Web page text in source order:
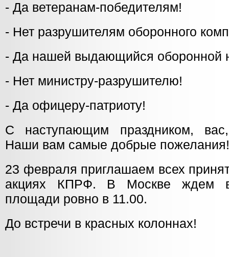
- Да ветеранам-победителям!
- Нет разрушителям оборонного
- Да нашей выдающийся оборонной
- Нет министру-разрушителю!
- Да офицеру-патриоту!
С наступающим праздником,
Наши вам самые добрые пожелания!
23 февраля приглашаем всех
акциях КПРФ. В Москве ждем
площади ровно в 11.00.
До встречи в красных колоннах!